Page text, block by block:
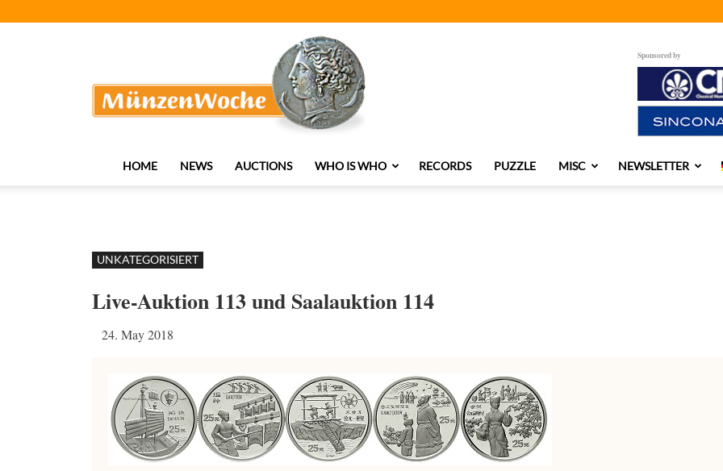
Sponsored by
HOME NEWS AUCTIONS WHO IS WHO RECORDS PUZZLE MISC NEWSLETTER
UNKATEGORISIERT
Live-Auktion 113 und Saalauktion 114
24. May 2018